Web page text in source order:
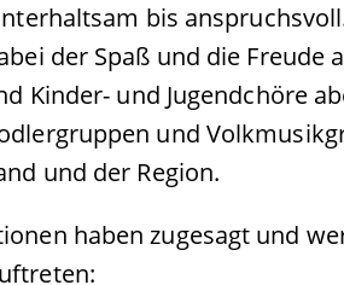
bis
der Spaß und die Freude
Kinder- und Jugendchöre
und
und der Region.
haben zugesagt und